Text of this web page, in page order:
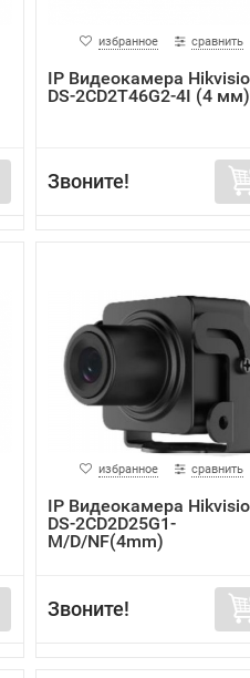
избранное сравнить
IP Видеокамера
DS-2CD2T46G2-4I (4 мм)
Звоните!
избранное сравнить
IP Видеокамера
DS-2CD2D25G1-
M/D/NF(4mm)
Звоните!